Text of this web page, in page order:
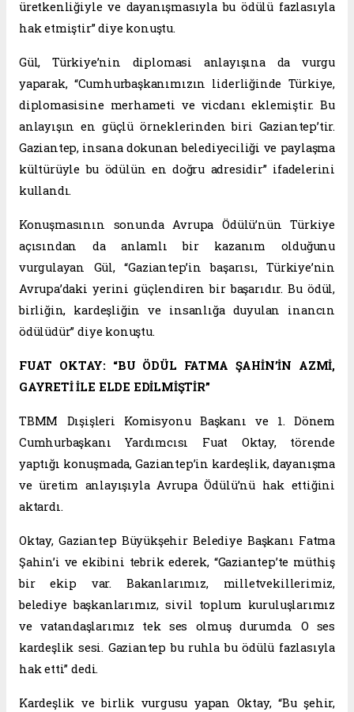
üretkenliğiyle ve dayanışmasıyla bu ödülü fazlasıyla
hak etmiştir” diye konuştu.
Gül, Türkiye’nin diplomasi anlayışına da vurgu
yaparak, “Cumhurbaşkanımızın liderliğinde Türkiye,
diplomasisine merhameti ve vicdanı eklemiştir. Bu
anlayışın en güçlü örneklerinden biri Gaziantep’tir.
Gaziantep, insana dokunan belediyeciliği ve paylaşma
kültürüyle bu ödülün en doğru adresidir” ifadelerini
kullandı.
Konuşmasının sonunda Avrupa Ödülü’nün Türkiye
açısından da anlamlı bir kazanım olduğunu
vurgulayan Gül, “Gaziantep’in başarısı, Türkiye’nin
Avrupa’daki yerini güçlendiren bir başarıdır. Bu ödül,
birliğin, kardeşliğin ve insanlığa duyulan inancın
ödülüdür” diye konuştu.
FUAT OKTAY: “BU ÖDÜL FATMA ŞAHİN’İN AZMİ,
GAYRETİ İLE ELDE EDİLMİŞTİR”
TBMM Dışişleri Komisyonu Başkanı ve 1. Dönem
Cumhurbaşkanı Yardımcısı Fuat Oktay, törende
yaptığı konuşmada, Gaziantep’in kardeşlik, dayanışma
ve üretim anlayışıyla Avrupa Ödülü’nü hak ettiğini
aktardı.
Oktay, Gaziantep Büyükşehir Belediye Başkanı Fatma
Şahin’i ve ekibini tebrik ederek, “Gaziantep’te müthiş
bir ekip var. Bakanlarımız, milletvekillerimiz,
belediye başkanlarımız, sivil toplum kuruluşlarımız
ve vatandaşlarımız tek ses olmuş durumda. O ses
kardeşlik sesi. Gaziantep bu ruhla bu ödülü fazlasıyla
hak etti” dedi.
Kardeşlik ve birlik vurgusu yapan Oktay, “Bu şehir,